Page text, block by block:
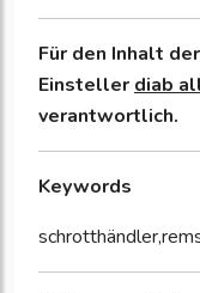
Für den Inhalt
Einsteller diab
verantwortlich.
Keywords